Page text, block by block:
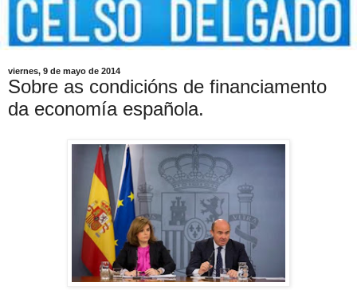
viernes, 9 de mayo de 2014
Sobre as condicións de financiamento
da economía española.